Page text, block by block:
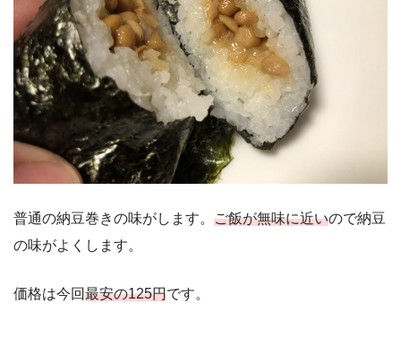
普通の納豆巻きの味がします。 ご飯が無味に近いので納豆
の味がよくします。
価格は今回最安の125円です。